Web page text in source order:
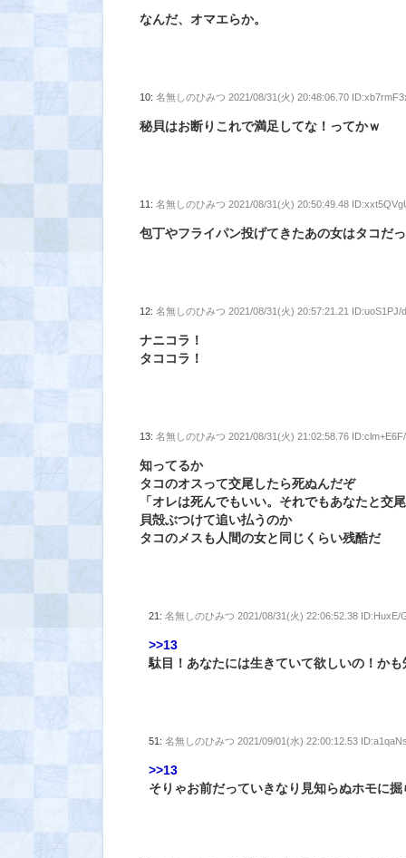
なんだ、オマエらか。
10:名無しのひみつ 2021/08/31(火) 20:48:06.70
秘貝はお断りこれで満足してな！ってかｗ
11:名無しのひみつ 2021/08/31(火) 20:50:49.48
包丁やフライパン投げてきたあの女はタコだ
12:名無しのひみつ 2021/08/31(火) 20:57:21.21 ID:uoS1PJ/d
ナニコラ！
タココラ！
13:名無しのひみつ 2021/08/31(火) 21:02:58.76 ID:clm+E6F/
知ってるか
タコのオスって交尾したら死ぬんだぞ
「オレは死んでもいい。それでもあなたと交
貝殻ぶつけて追い払うのか
タコのメスも人間の女と同じくらい残酷だ
21:名無しのひみつ 2021/08/31(火) 22:06:52.38 ID:HuxE/
>>13
駄目！あなたには生きていて欲しいの！かも
51:名無しのひみつ 2021/09/01(水) 22:00:12.53
>>13
そりゃお前だっていきなり見知らぬホモに